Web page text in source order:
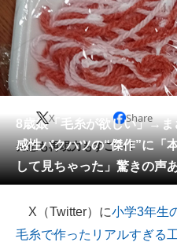
グルメ
住まい
動物
会員記事
メディア
注目記事を集めた総合ページ
ITの今と未来を見通す
8歳娘「毛糸が欲しい」→
感性バクハツの“傑作”に「
して見ちゃった」驚きの声
X Share
発想も再現力もすごい！
X（Twitter）に小学3年生
毛糸で作ったリアルすぎる